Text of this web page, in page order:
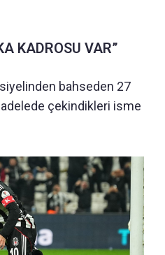
KADROSU VAR”
bahseden 27
çekindikleri isme